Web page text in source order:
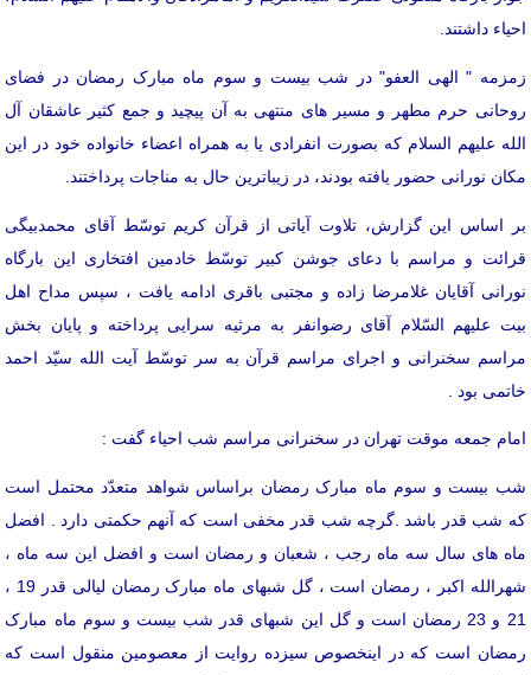
احیاء داشتند.
زمزمه " الهی العفو" در شب بیست و سوم ماه مبارک رمضان در فضای
روحانی حرم مطهر و مسیر های منتهی به آن پیچید و جمع کثیر عاشقان آل
الله علیهم السلام که بصورت انفرادی یا به همراه اعضاء خانواده خود در این
مکان نورانی حضور یافته بودند، در زیباترین حال به مناجات پرداختند.
بر اساس این گزارش، تلاوت آیاتی از قرآن کریم توسّط آقای محمدبیگی
قرائت و مراسم با دعای جوشن کبیر توسّط خادمین افتخاری این بارگاه
نورانی آقایان غلامرضا زاده و مجتبی باقری ادامه یافت ، سپس مداح اهل
بیت علیهم السّلام آقای رضوانفر به مرثیه سرایی پرداخته و پایان بخش
مراسم سخنرانی و اجرای مراسم قرآن به سر توسّط آیت الله سیّد احمد
خاتمی بود .
امام جمعه موقت تهران در سخنرانی مراسم شب احیاء گفت :
شب بیست و سوم ماه مبارک رمضان براساس شواهد متعدّد محتمل است
که شب قدر باشد .گرچه شب قدر مخفی است که آنهم حکمتی دارد . افضل
ماه های سال سه ماه رجب ، شعبان و رمضان است و افضل این سه ماه ،
شهرالله اکبر ، رمضان است ، گل شبهای ماه مبارک رمضان لیالی قدر 19 ،
21 و 23 رمضان است و گل این شبهای قدر شب بیست و سوم ماه مبارک
رمضان است که در اینخصوص سیزده روایت از معصومین منقول است که